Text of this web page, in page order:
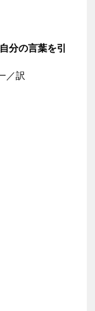
分の言葉を引
／訳